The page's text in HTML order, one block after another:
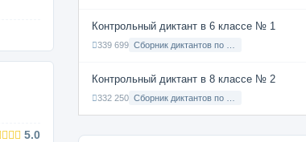
5.0
Контрольный диктант в 6 классе № 1
339 699
Контрольный диктант в 8 классе № 2
332 250